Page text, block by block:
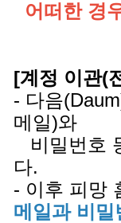
어떠한 경
[계정 이관(
- 다음
메일)와
비밀번호
다.
- 이후 피망
메일과 비밀